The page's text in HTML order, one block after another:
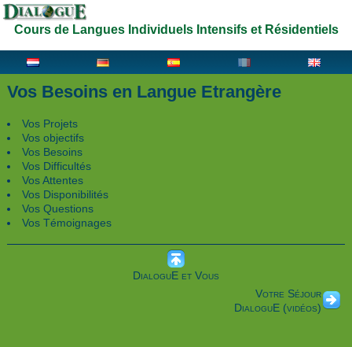
Cours de Langues Individuels Intensifs et Résidentiels
Vos Besoins en Langue Etrangère
Vos Projets
Vos objectifs
Vos Besoins
Vos Difficultés
Vos Attentes
Vos Disponibilités
Vos Questions
Vos Témoignages
DialoguE et Vous
Votre Séjour
DialoguE (vidéos)